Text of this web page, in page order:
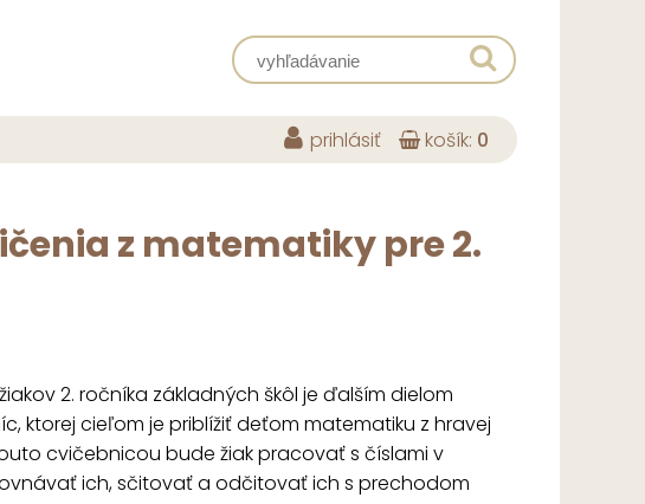
košík: 0
prihlásiť
z matematiky pre 2.
2. ročníka základných škôl je ďalším dielom
ktorej cieľom je priblížiť deťom matematiku z hravej
cvičebnicou bude žiak pracovať s číslami v
ich, sčitovať a odčitovať ich s prechodom